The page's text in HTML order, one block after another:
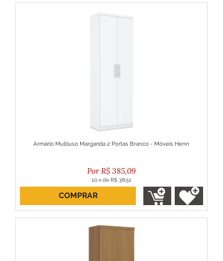
Armário Multiuso Margarida 2 Portas Branco - Móveis Henn
R$ 385,09
10 x de R$ 38,51
ou R$ 346,58 no boleto
COMPRAR